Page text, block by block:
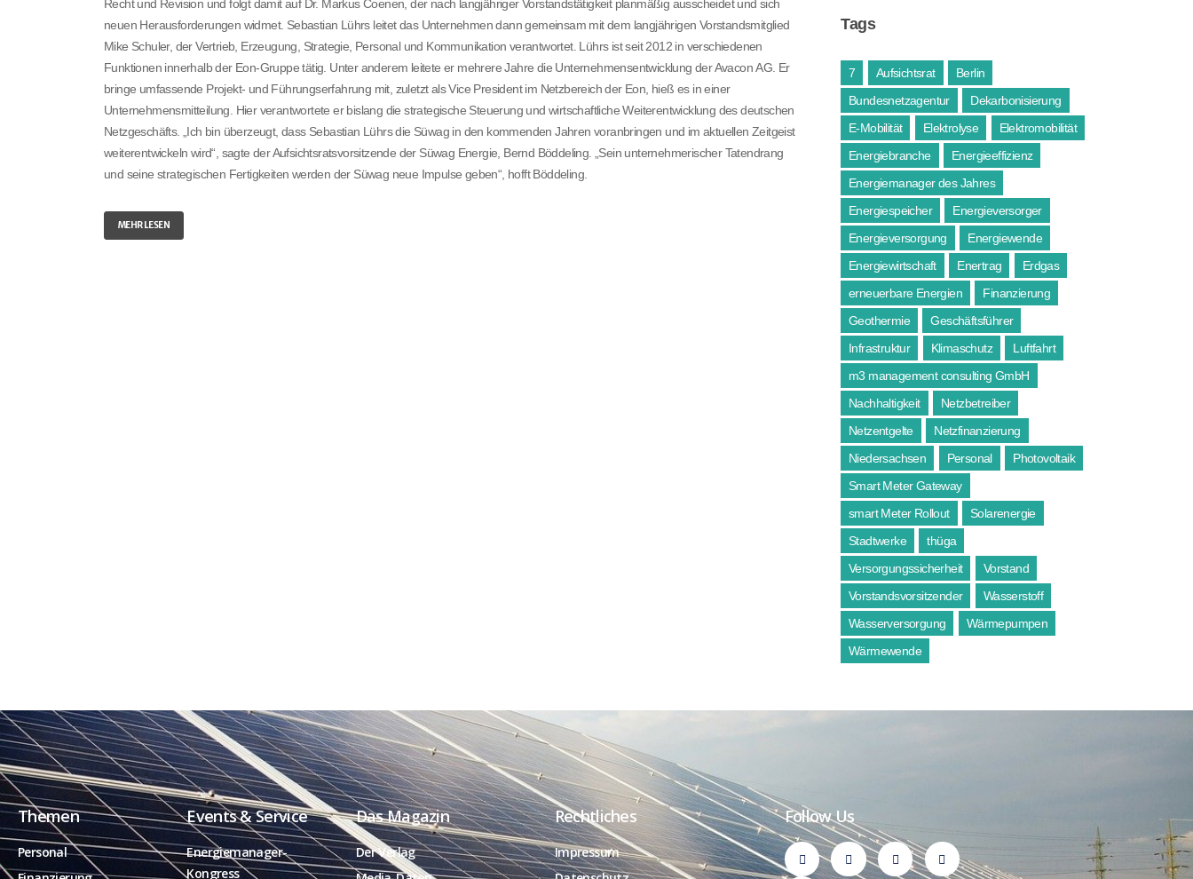
Recht und Revision und folgt damit auf Dr. Markus Coenen, der nach langjähriger Vorstandstätigkeit planmäßig ausscheidet und sich
neuen Herausforderungen widmet. Sebastian Lührs leitet das Unternehmen dann gemeinsam mit dem langjährigen Vorstandsmitglied
Mike Schuler, der Vertrieb, Erzeugung, Strategie, Personal und Kommunikation verantwortet. Lührs ist seit 2012 in verschiedenen
Funktionen innerhalb der Eon-Gruppe tätig. Unter anderem leitete er mehrere Jahre die Unternehmensentwicklung der Avacon AG. Er
bringe umfassende Projekt- und Führungserfahrung mit, zuletzt als Vice President im Netzbereich der Eon, hieß es in einer
Unternehmensmitteilung. Hier verantwortete er bislang die strategische Steuerung und wirtschaftliche Weiterentwicklung des deutschen
Netzgeschäfts. „Ich bin überzeugt, dass Sebastian Lührs die Süwag in den kommenden Jahren voranbringen und im aktuellen Zeitgeist
weiterentwickeln wird“, sagte der Aufsichtsratsvorsitzende der Süwag Energie, Bernd Böddeling. „Sein unternehmerischer Tatendrang
und seine strategischen Fertigkeiten werden der Süwag neue Impulse geben“, hofft Böddeling.
MEHR LESEN
Tags
7 Aufsichtsrat
Berlin
Bundesnetzagentur
Dekarbonisierung
E-Mobilität
Elektrolyse
Elektromobilität
Energiebranche
Energieeffizienz
Energiemanager des Jahres
Energiespeicher
Energieversorger
Energieversorgung
Energiewende
Energiewirtschaft
Enertrag
Erdgas
erneuerbare Energien
Finanzierung
Geothermie
Geschäftsführer
Infrastruktur
Klimaschutz
Luftfahrt
m3 management consulting GmbH
Nachhaltigkeit
Netzbetreiber
Netzentgelte
Netzfinanzierung
Niedersachsen
Personal
Photovoltaik
Smart Meter Gateway
smart Meter Rollout
Solarenergie
Stadtwerke
thüga
Versorgungssicherheit
Vorstand
Vorstandsvorsitzender
Wasserstoff
Wasserversorgung
Wärmepumpen
Wärmewende
Themen
Personal
Events & Service
Energiemanager-
Kongress
Das Magazin
Der Verlag
Rechtliches
Impressum
Follow Us